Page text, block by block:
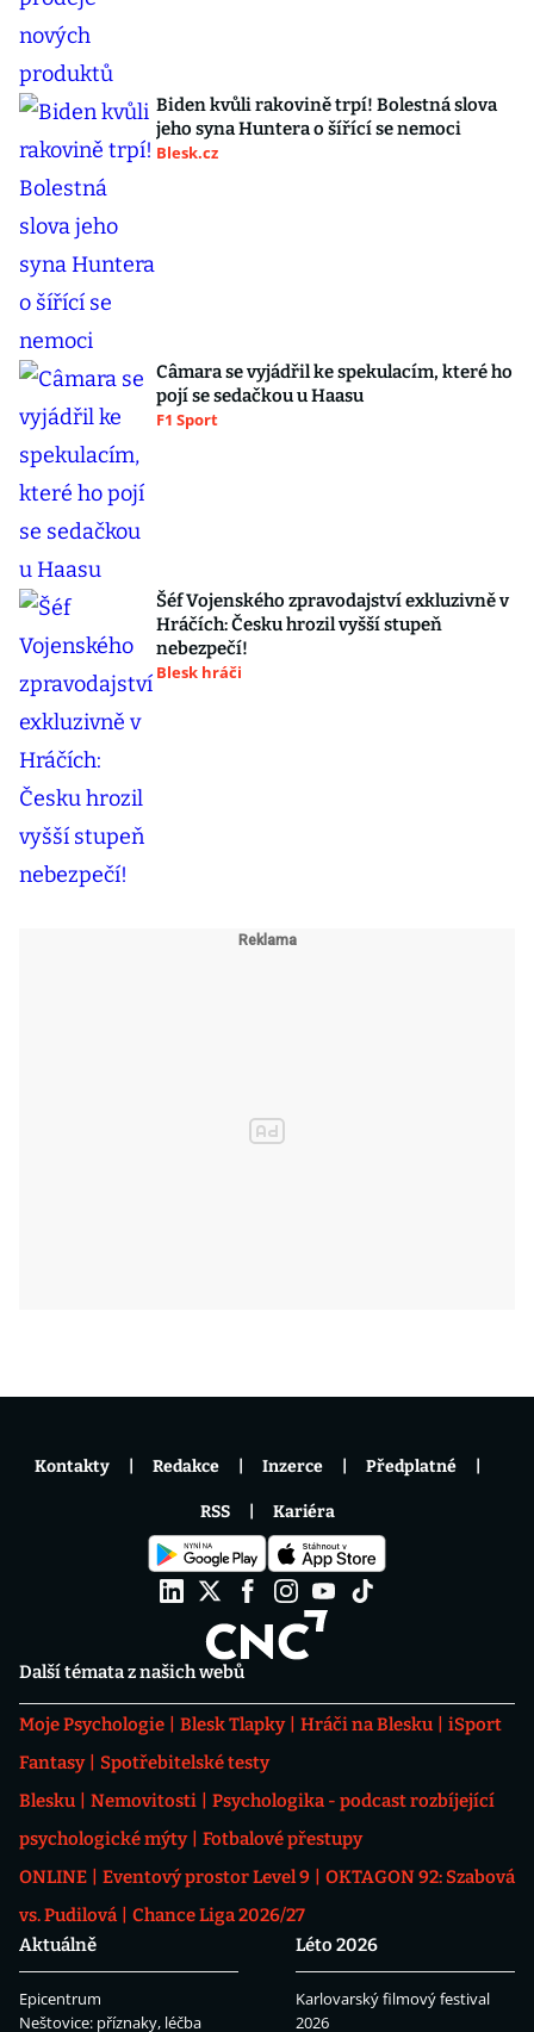
Biden kvůli rakovině trpí! Bolestná slova
jeho syna Huntera o šířící se nemoci
Blesk.cz
Câmara se vyjádřil ke spekulacím, které ho
pojí se sedačkou u Haasu
F1 Sport
Šéf Vojenského zpravodajství exkluzivně v
Hráčích: Česku hrozil vyšší stupeň
nebezpečí!
Blesk hráči
Další témata z našich webů
Moje Psychologie Blesk Tlapky Hráči na Blesku
iSport
Fantasy
Spotřebitelské testy
Blesku
Nemovitosti
Psychologika - podcast rozbíjející
psychologické mýty
Fotbalové přestupy
ONLINE
Eventový prostor Level 9
OKTAGON 92: Szabová
vs. Pudilová
Chance Liga 2026/27
Aktuálně
Epicentrum
Neštovice: příznaky, léčba
Léto 2026
Karlovarský filmový festival
2026
Kontakty Redakce Inzerce Předplatné
RSS Kariéra